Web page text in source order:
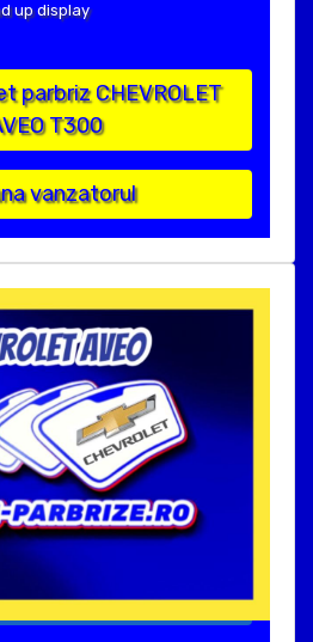
up display
parbriz CHEVROLET
T300
vanzatorul